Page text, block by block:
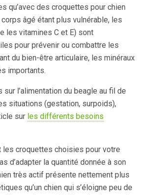
qu’avec des croquettes pour chien
âgé étant plus vulnérable, les
les vitamines C et E) sont
pour prévenir ou combattre les
du bien-être articulaire, les minéraux
importants.
sur l’alimentation du beagle au fil de
situations (gestation, surpoids),
sur les différents besoins
les croquettes choisies pour votre
d’adapter la quantité donnée à son
très actif présente nettement plus
qu’un chien qui s’éloigne peu de